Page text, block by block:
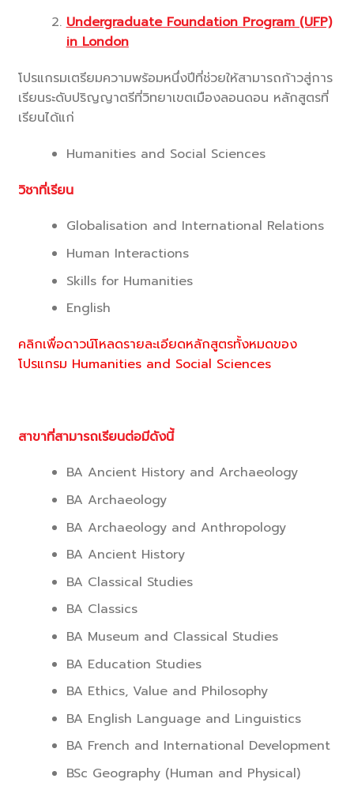
Undergraduate Foundation Program (UFP)
in London
โปรแกรมเตรียมความพร้อมหนึ่งปีที่ช่วยให้สามารถก้าวสู่การ
เรียนระดับปริญญาตรีที่วิทยาเขตเมืองลอนดอน หลักสูตรที่
เรียนได้แก่
Humanities and Social Sciences
วิชาที่เรียน
Globalisation and International Relations
Human Interactions
Skills for Humanities
English
คลิกเพื่อดาวน์โหลดรายละเอียดหลักสูตรทั้งหมดของ
โปรแกรม Humanities and Social Sciences
สาขาที่สามารถเรียนต่อมีดังนี้
BA Ancient History and Archaeology
BA Archaeology
BA Archaeology and Anthropology
BA Ancient History
BA Classical Studies
BA Classics
BA Museum and Classical Studies
BA Education Studies
BA Ethics, Value and Philosophy
BA English Language and Linguistics
BA French and International Development
BSc Geography (Human and Physical)